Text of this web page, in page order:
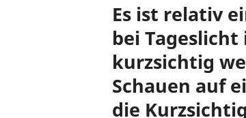
Es ist relativ
bei
kurzsichtig
Schauen auf
die